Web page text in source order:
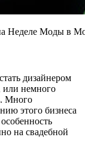
Неделе Моды в
дизайнером
или немного
Много
этого бизнеса
на свадебной